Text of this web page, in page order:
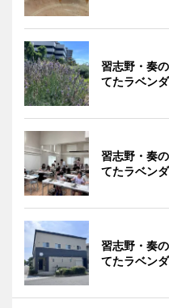
習志野・奏
てたラベン
習志野・奏
てたラベン
習志野・奏
てたラベン